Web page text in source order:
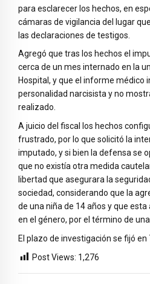
para esclarecer los hechos, en
cámaras de vigilancia del lugar
las declaraciones de testigos.
Agregó que tras los hechos el
cerca de un mes internado en la
Hospital, y que el informe médico
personalidad narcisista y no
realizado.
A juicio del fiscal los hechos
frustrado, por lo que solicitó la
imputado, y si bien la defensa se
que no existía otra medida
libertad que asegurara la
sociedad, considerando que la
de una niña de 14 años y que
en el género, por el término de
El plazo de investigación se fijó en
Post Views: 1,276